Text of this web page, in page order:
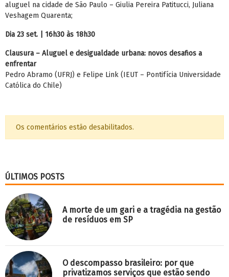
aluguel na cidade de São Paulo – Giulia Pereira Patitucci, Juliana
Veshagem Quarenta;
Dia 23 set. | 16h30 às 18h30
Clausura – Aluguel e desigualdade urbana: novos desafios a
enfrentar
Pedro Abramo (UFRJ) e Felipe Link (IEUT – Pontifícia Universidade
Católica do Chile)
Os comentários estão desabilitados.
ÚLTIMOS POSTS
A morte de um gari e a tragédia na gestão
de resíduos em SP
O descompasso brasileiro: por que
privatizamos serviços que estão sendo